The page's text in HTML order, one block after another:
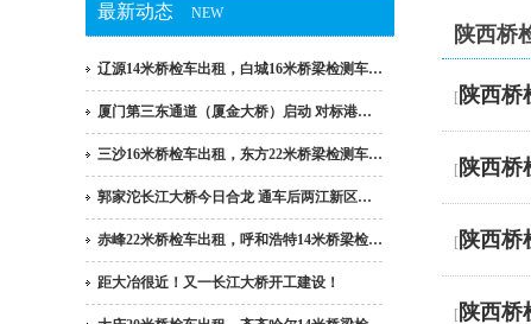
最新动态 NEW
辽源14米桥检车出租，白城16米桥梁检测车…
厦门第三东通道（厦金大桥）启动 对标港…
三沙16米桥检车出租，东方22米桥梁检测车…
郭家沱长江大桥今日合龙 通车后两江新区…
赤峰22米桥检车出租，呼和浩特14米桥梁检…
距大冶很近！又一长江大桥开工建设！
陕西桥
[ 陕西桥
[ 陕西桥
[ 陕西桥
[ 陕西桥